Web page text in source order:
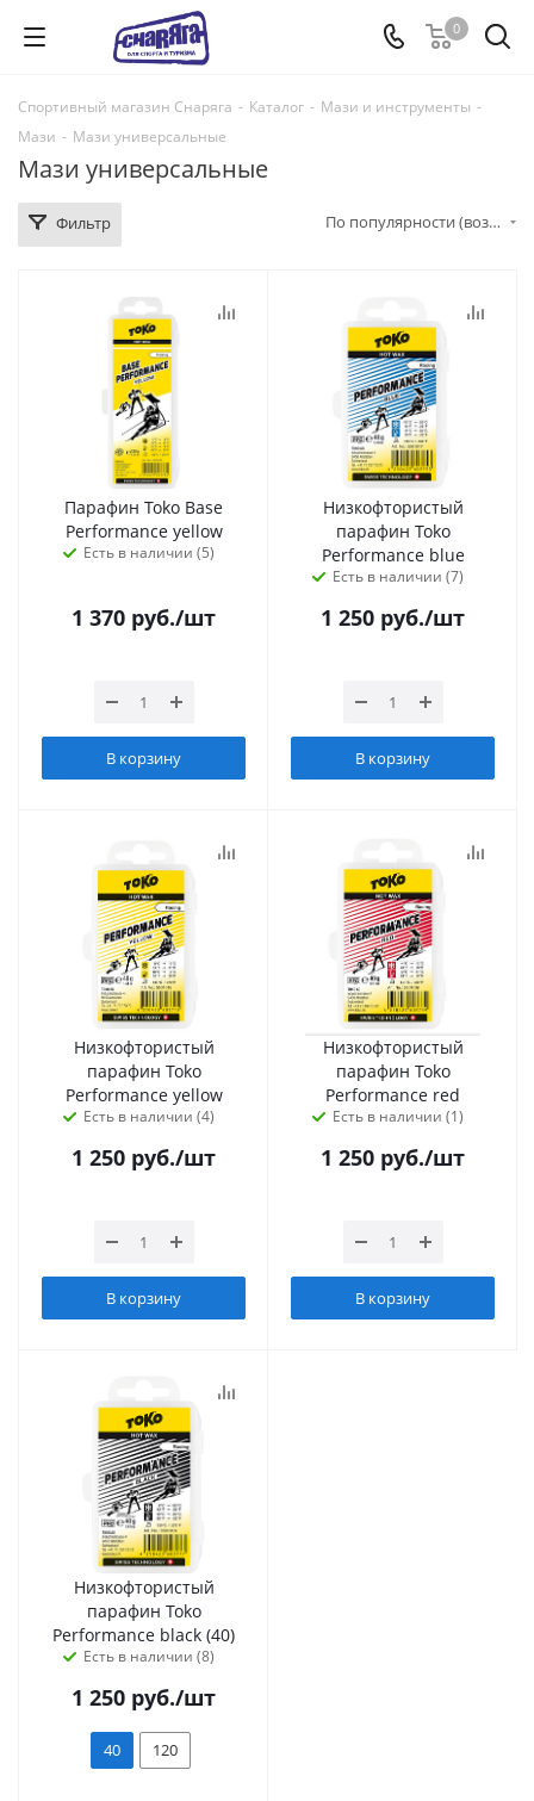
0
Спортивный магазин Снаряга - Каталог - Мази и инструменты -
Мази - Мази универсальные
Мази универсальные
Фильтр По популярности (возрастание)
Парафин Toko Base
Performance yellow
Есть в наличии (5)
1 370 руб./шт
В корзину
Низкофтористый
парафин Toko
Performance blue
Есть в наличии (7)
1 250 руб./шт
В корзину
Низкофтористый
парафин Toko
Performance yellow
Есть в наличии (4)
1 250 руб./шт
В корзину
Низкофтористый
парафин Toko
Performance red
Есть в наличии (1)
1 250 руб./шт
В корзину
Низкофтористый
парафин Toko
Performance black (40)
Есть в наличии (8)
1 250 руб./шт
40 120